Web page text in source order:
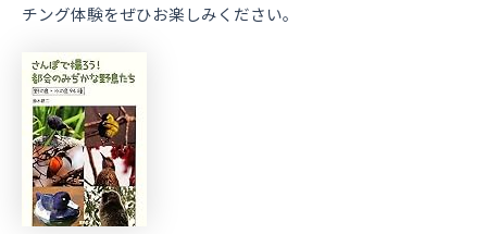
チング体験をぜひお楽しみください。